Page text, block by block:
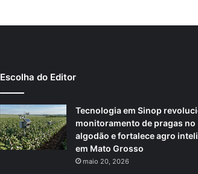
Escolha do Editor
Tecnologia em Sinop
monitoramento de pragas no
algodão e fortalece agro
em Mato Grosso
maio 20, 2026